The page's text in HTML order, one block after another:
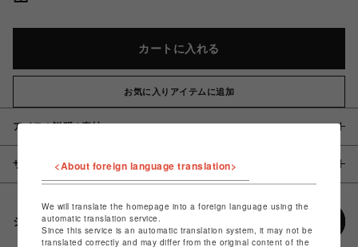
カートに入れる
お気に入りアイテムに追加
アイテム説明 / 素材
サイズ
シェアする
<About foreign language translation>
We will translate the homepage into a foreign language using the
automatic translation service.
Since this service is an automatic translation system, it may not be
translated correctly and may differ from the original content of the